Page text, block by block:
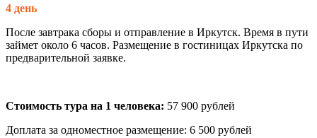
4 день
После завтрака сборы и отправление в Иркутск. Время в пути
займет около 6 часов. Размещение в гостиницах Иркутска по
предварительной заявке.
Стоимость тура на 1 человека: 57 900 рублей
Доплата за одноместное размещение: 6 500 рублей